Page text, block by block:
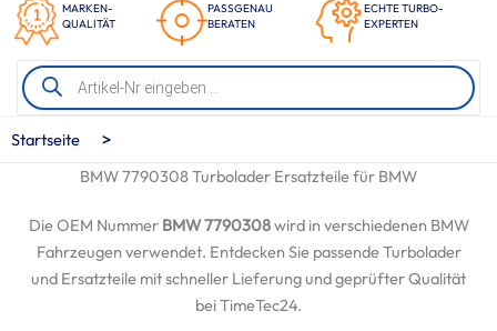
MARKEN-
QUALITÄT
PASSGENAU
BERATEN
ECHTE TURBO-
EXPERTEN
Products
search
Startseite >
BMW 7790308 Turbolader Ersatzteile für BMW
Die OEM Nummer BMW 7790308wird in verschiedenen BMW
Fahrzeugen verwendet. Entdecken Sie passende Turbolader
und Ersatzteile mit schneller Lieferung und geprüfter Qualität
bei TimeTec24.